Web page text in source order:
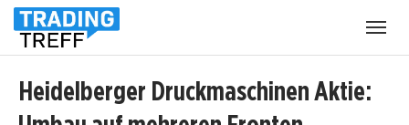
Heidelberger Druckmaschinen Aktie: